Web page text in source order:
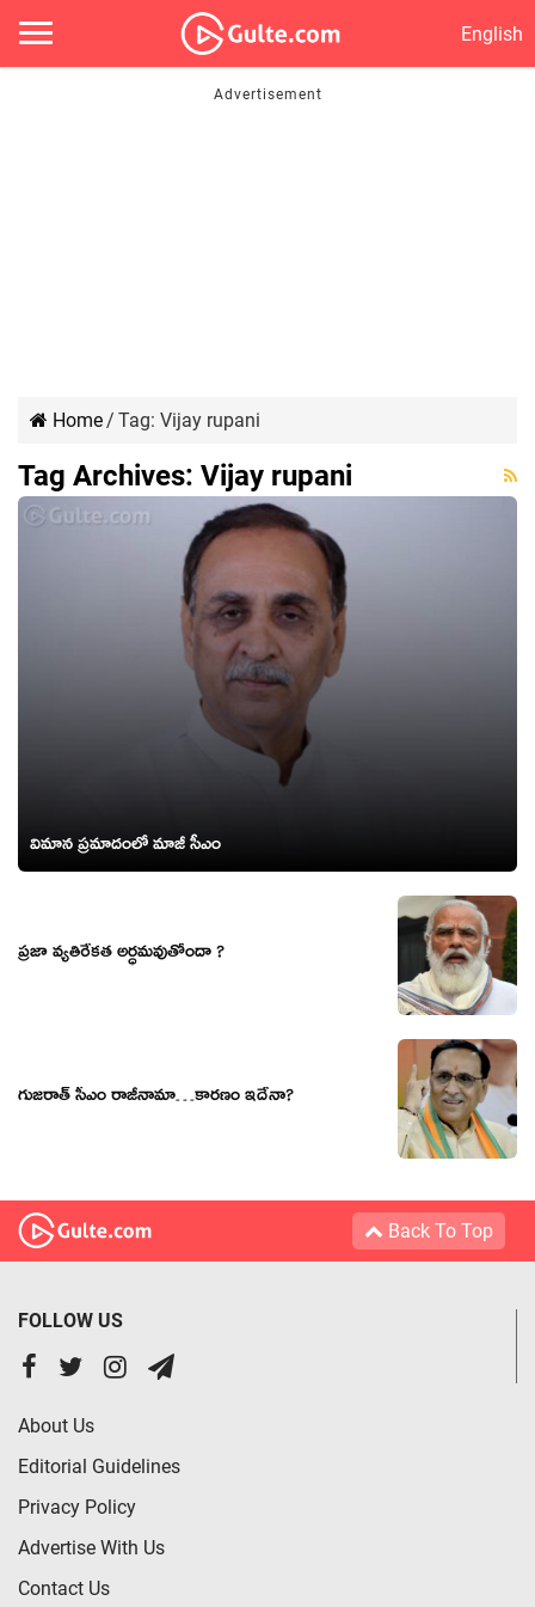
English
Home/ Tag: Vijay rupani
Tag Archives: Vijay rupani
విమాన ప్రమాదంలో మాజీ సీఎం
ప్రజా వ్యతిరేకత అర్ధమవుతోందా ?
గుజరాత్ సీఎం రాజీనామా…కారణం ఇదేనా?
Back To Top
FOLLOW US
About Us
Editorial Guidelines
Privacy Policy
Advertise With Us
Contact Us